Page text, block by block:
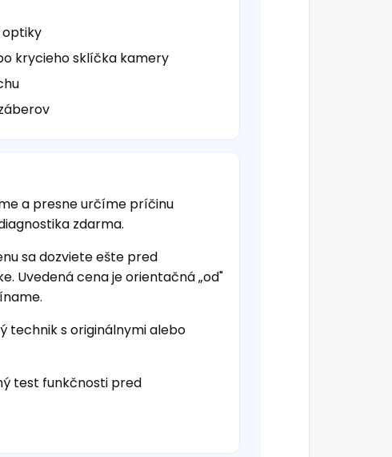
optiky
krycieho sklíčka kamery
a presne určíme príčinu
zdarma.
sa dozviete ešte pred
Uvedená cena je orientačná „od"
technik s originálnymi alebo
test funkčnosti pred